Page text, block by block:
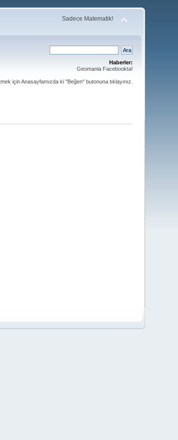
Sadece Matematik!
Haberler:
Geomania Facebookta!
için Anasayfamızda ki "Beğen" butonuna tıklayınız.